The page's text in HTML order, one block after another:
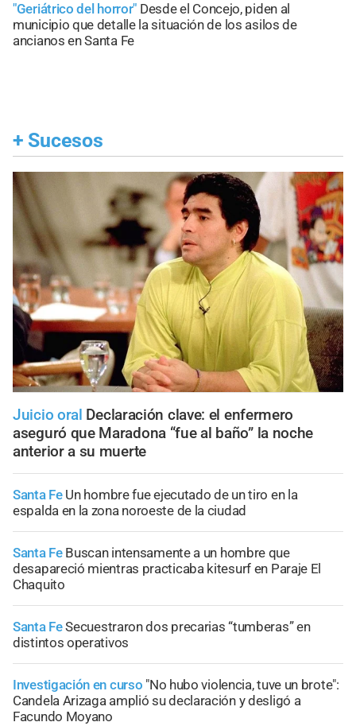
"Geriátrico del horror" Desde el Concejo, piden al
municipio que detalle la situación de los asilos de
ancianos en Santa Fe
+ Sucesos
Juicio oral Declaración clave: el enfermero
aseguró que Maradona “fue al baño” la noche
anterior a su muerte
Santa Fe Un hombre fue ejecutado de un tiro en la
espalda en la zona noroeste de la ciudad
Santa Fe Buscan intensamente a un hombre que
desapareció mientras practicaba kitesurf en Paraje El
Chaquito
Santa FeSecuestraron dos precarias “tumberas” en
distintos operativos
Investigación en curso "No hubo violencia, tuve un brote":
Candela Arizaga amplió su declaración y desligó a
Facundo Moyano